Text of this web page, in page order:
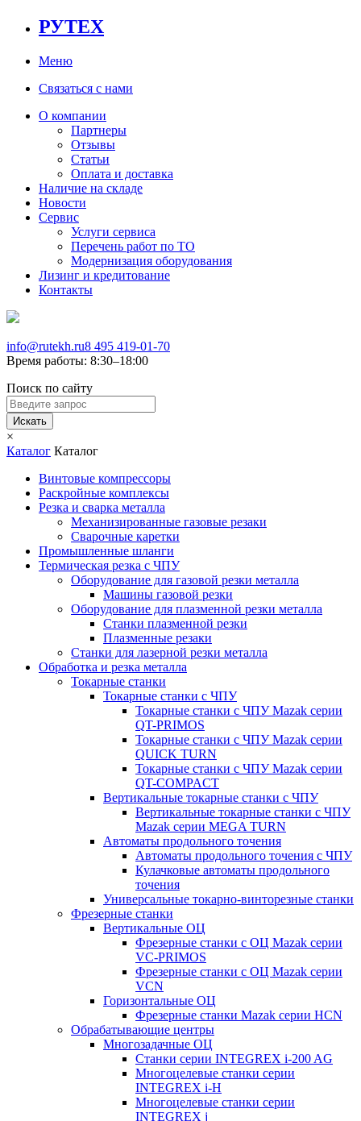
РУТЕХ
Меню
Связаться с нами
О компании
Партнеры
Отзывы
Статьи
Оплата и доставка
Наличие на складе
Новости
Сервис
Услуги сервиса
Перечень работ по ТО
Модернизация оборудования
Лизинг и кредитование
Контакты
info@rutekh.ru8 495 419-01-70
Время работы: 8:30–18:00
Поиск по сайту
Искать
×
Каталог Каталог
Винтовые компрессоры
Раскройные комплексы
Резка и сварка металла
Механизированные газовые резаки
Сварочные каретки
Промышленные шланги
Термическая резка с ЧПУ
Оборудование для газовой резки металла
Машины газовой резки
Оборудование для плазменной резки металла
Станки плазменной резки
Плазменные резаки
Станки для лазерной резки металла
Обработка и резка металла
Токарные станки
Токарные станки с ЧПУ
Токарные станки с ЧПУ Mazak серии
QT-PRIMOS
Токарные станки с ЧПУ Mazak серии
QUICK TURN
Токарные станки с ЧПУ Mazak серии
QT-COMPACT
Вертикальные токарные станки с ЧПУ
Вертикальные токарные станки с ЧПУ
Mazak серии MEGA TURN
Автоматы продольного точения
Автоматы продольного точения с ЧПУ
Кулачковые автоматы продольного
точения
Универсальные токарно-винторезные станки
Фрезерные станки
Вертикальные ОЦ
Фрезерные станки с ОЦ Mazak серии
VC-PRIMOS
Фрезерные станки с ОЦ Mazak серии
VCN
Горизонтальные ОЦ
Фрезерные станки Mazak серии HCN
Обрабатывающие центры
Многозадачные ОЦ
Cтанки серии INTEGREX i-200 AG
Многоцелевые станки серии
INTEGREX i-H
Многоцелевые станки серии
INTEGREX j